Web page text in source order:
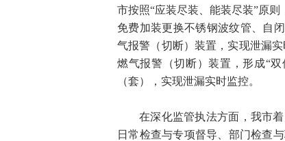
市按照“应装尽装、能装尽装”原
免费加装更换不锈钢波纹管、自
气报警（切断）装置，实现泄漏
燃气报警（切断）装置，形成“
（套），实现泄漏实时监控。
在深化监管执法方面，我市
日常检查与专项督导、部门检查